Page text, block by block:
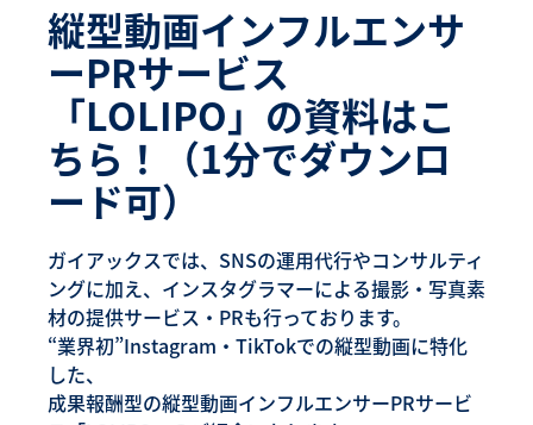
縦型動画インフルエンサ
ーPRサービス
「LOLIPO」の資料はこ
ちら！（1分でダウンロ
ード可）
ガイアックスでは、SNSの運用代行やコンサルティ
ングに加え、インスタグラマーによる撮影・写真素
材の提供サービス・PRも行っております。
“業界初”Instagram・TikTokでの縦型動画に特化
した、
成果報酬型の縦型動画インフルエンサーPRサービ